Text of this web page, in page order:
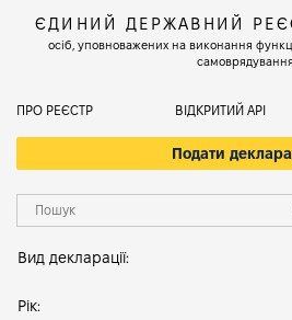
ЄДИНИЙ ДЕРЖАВНИЙ
осіб, уповноважених на виконання
самоврядування
ПРО РЕЄСТР ВІДКРИТИЙ АРІ
Подати
Вид декларації:
Рік: